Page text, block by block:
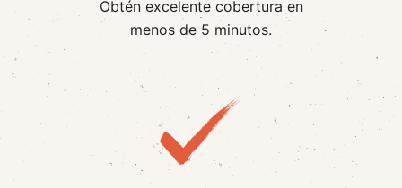
Obtén excelente cobertura en
menos de 5 minutos.